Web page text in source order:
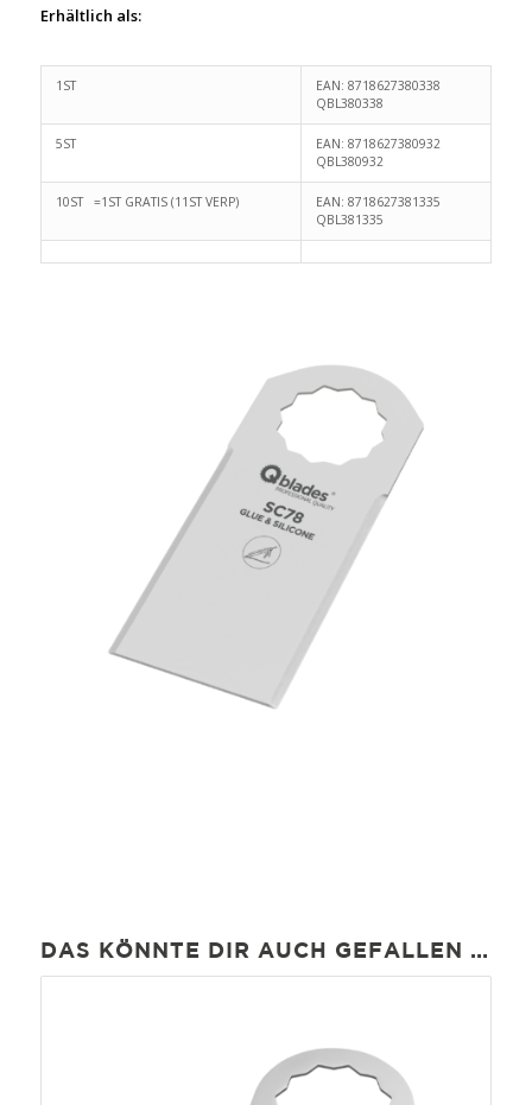
Erhältlich als:
1ST
EAN: 8718627380338
QBL380338
5ST
EAN: 8718627380932
QBL380932
10ST =1ST GRATIS (11ST VERP)
EAN: 8718627381335
QBL381335
DAS KÖNNTE DIR AUCH GEFALLEN …